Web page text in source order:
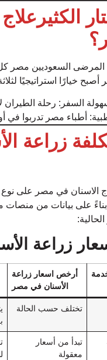
المرضى السعوديين مصر
خيارًا استراتيجيًا
السفر: رحلة الطيران
أطباء مصر تدربوا في
زراعة
الاسنان في مصر على نوع
على بيانات من منصات
زراعة
أرخص اسعار زراعة
الأسنان في مصر
تختلف حسب الحالة
تبدأ من أسعار
معقولة